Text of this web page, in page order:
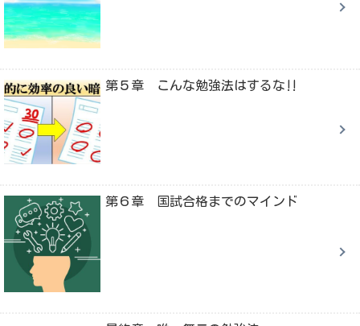
第５章 こんな勉強法はするな‼
第６章 国試合格までのマインド